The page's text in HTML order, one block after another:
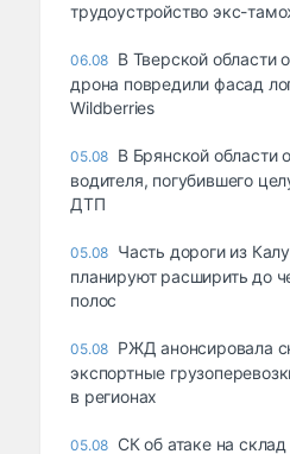
трудоустройство экс-
06.08 В Тверской области
дрона повредили фасад
Wildberries
05.08 В Брянской области
водителя, погубившего
ДТП
05.08 Часть дороги из
планируют расширить до
полос
05.08 РЖД анонсировала
экспортные
в регионах
05.08 СК об атаке на